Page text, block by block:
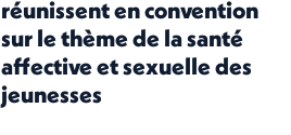
réunissent en convention
sur le thème de la santé
affective et sexuelle des
jeunesses